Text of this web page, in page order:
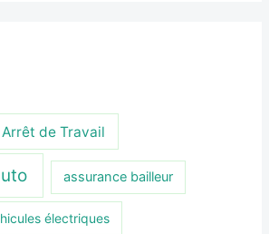
Arrêt de Travail
assurance bailleur
électriques